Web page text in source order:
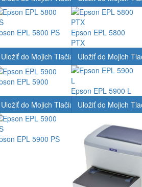
EPL 5800 PS
Epson EPL 5800
PTX
Uložiť do Mojich Tlačiarní
EPL 5900
Uložiť do Mojich
Epson EPL 5900 L
Uložiť do Mojich Tlačiarní
EPL 5900 PS
Uložiť do Mojich